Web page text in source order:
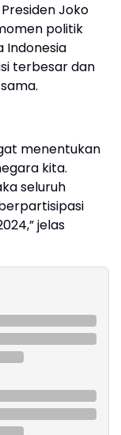
Joko
politik
Indonesia
terbesar dan
menentukan
kita.
seluruh
jelas